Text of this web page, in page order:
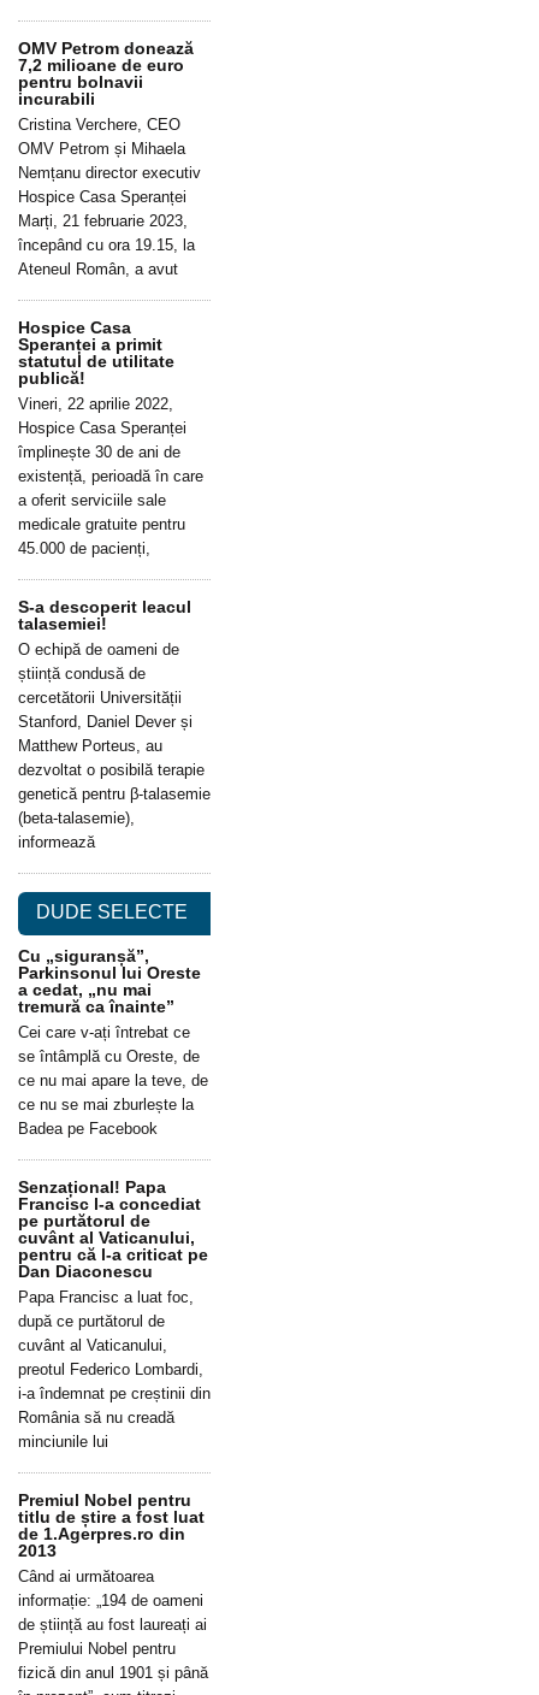
OMV Petrom donează
7,2 milioane de euro
pentru bolnavii
incurabili
Cristina Verchere, CEO
OMV Petrom și Mihaela
Nemțanu director executiv
Hospice Casa Speranței
Marți, 21 februarie 2023,
începând cu ora 19.15, la
Ateneul Român, a avut
Hospice Casa
Speranței a primit
statutul de utilitate
publică!
Vineri, 22 aprilie 2022,
Hospice Casa Speranței
împlinește 30 de ani de
existență, perioadă în care
a oferit serviciile sale
medicale gratuite pentru
45.000 de pacienți,
S-a descoperit leacul
talasemiei!
O echipă de oameni de
știință condusă de
cercetătorii Universității
Stanford, Daniel Dever și
Matthew Porteus, au
dezvoltat o posibilă terapie
genetică pentru β-talasemie
(beta-talasemie),
informează
DUDE SELECTE
Cu „siguranșă”,
Parkinsonul lui Oreste
a cedat, „nu mai
tremură ca înainte”
Cei care v-ați întrebat ce
se întâmplă cu Oreste, de
ce nu mai apare la teve, de
ce nu se mai zburlește la
Badea pe Facebook
Senzațional! Papa
Francisc l-a concediat
pe purtătorul de
cuvânt al Vaticanului,
pentru că l-a criticat pe
Dan Diaconescu
Papa Francisc a luat foc,
după ce purtătorul de
cuvânt al Vaticanului,
preotul Federico Lombardi,
i-a îndemnat pe creștinii din
România să nu creadă
minciunile lui
Premiul Nobel pentru
titlu de știre a fost luat
de 1.Agerpres.ro din
2013
Când ai următoarea
informație: „194 de oameni
de știință au fost laureați ai
Premiului Nobel pentru
fizică din anul 1901 și până